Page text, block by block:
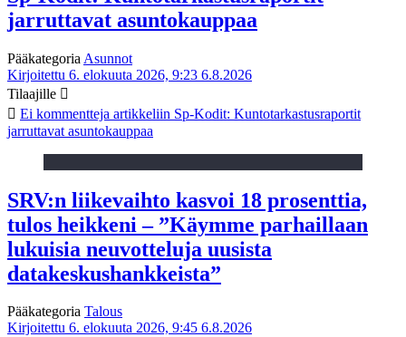
jarruttavat asuntokauppaa
Pääkategoria Asunnot
Kirjoitettu 6. elokuuta 2026, 9:23 6.8.2026
Tilaajille
Ei kommentteja artikkeliin Sp-Kodit: Kuntotarkastusraportit
jarruttavat asuntokauppaa
SRV:n liikevaihto kasvoi 18 prosenttia,
tulos heikkeni – ”Käymme parhaillaan
lukuisia neuvotteluja uusista
datakeskushankkeista”
Pääkategoria Talous
Kirjoitettu 6. elokuuta 2026, 9:45 6.8.2026